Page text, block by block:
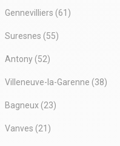
Gennevilliers (61)
Suresnes (55)
Antony (52)
Villeneuve-la-Garenne (38)
Bagneux (23)
Vanves (21)